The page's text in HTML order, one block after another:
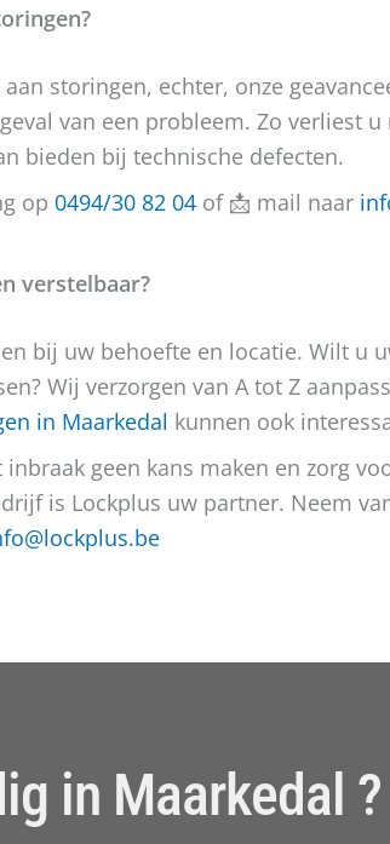
storingen, echter, onze
van een probleem. Zo verliest
bieden bij technische defecten.
op 0494/30 82 04 of 📩 mail naar
verstelbaar?
bij uw behoefte en locatie. Wilt u
Wij verzorgen van A tot Z
in Maarkedal kunnen ook
geen kans maken en zorg
is Lockplus uw partner. Neem
in Maarkedal ?